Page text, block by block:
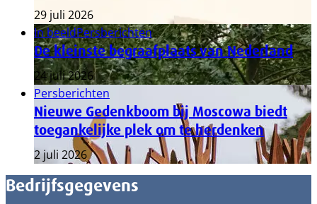
29 juli 2026
In beeldPersberichten
De kleinste begraafplaats van Nederland
24 juli 2026
Persberichten
Nieuwe Gedenkboom bij Moscowa biedt
toegankelijke plek om te herdenken
2 juli 2026
Bedrijfsgegevens